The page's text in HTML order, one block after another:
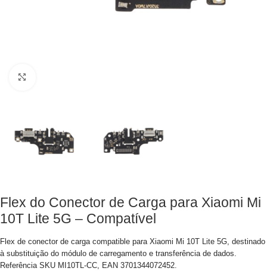
Flex do Conector de Carga para Xiaomi Mi
10T Lite 5G – Compatível
Flex de conector de carga compatible para Xiaomi Mi 10T Lite 5G, destinado
à substituição do módulo de carregamento e transferência de dados.
Referência SKU MI10TL-CC, EAN 3701344072452.